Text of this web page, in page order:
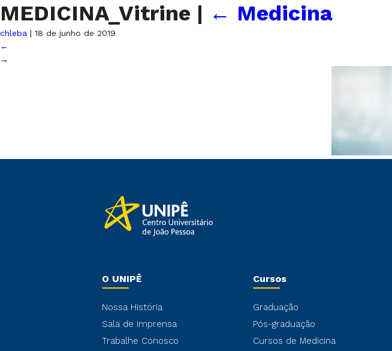
MEDICINA_Vitrine | ← Medicina
chleba | 18 de junho de 2019
←
→
O UNIPÊ
Nossa História
Sala de Imprensa
Trabalhe Conosco
Cursos
Graduação
Pós-graduação
Cursos de Medicina